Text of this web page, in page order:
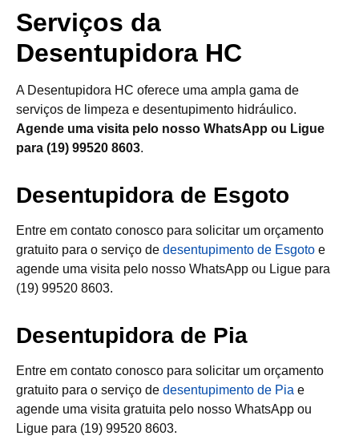
Serviços da
Desentupidora HC
A Desentupidora HC oferece uma ampla gama de
serviços de limpeza e desentupimento hidráulico.
Agende uma visita pelo nosso WhatsApp ou Ligue
para (19) 99520 8603.
Desentupidora de Esgoto
Entre em contato conosco para solicitar um orçamento
gratuito para o serviço de desentupimento de Esgoto e
agende uma visita pelo nosso WhatsApp ou Ligue para
(19) 99520 8603.
Desentupidora de Pia
Entre em contato conosco para solicitar um orçamento
gratuito para o serviço de desentupimento de Pia e
agende uma visita gratuita pelo nosso WhatsApp ou
Ligue para (19) 99520 8603.